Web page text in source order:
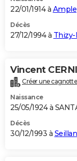
22/01/1914 à
Décès
27/12/1994 à
Vincent
Créer une
Naissance
25/05/1924 à
Décès
30/12/1993 à